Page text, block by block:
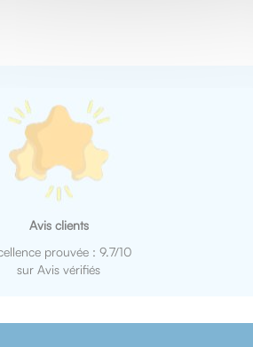
Avis clients
prouvée : 9.7/10
sur Avis vérifiés